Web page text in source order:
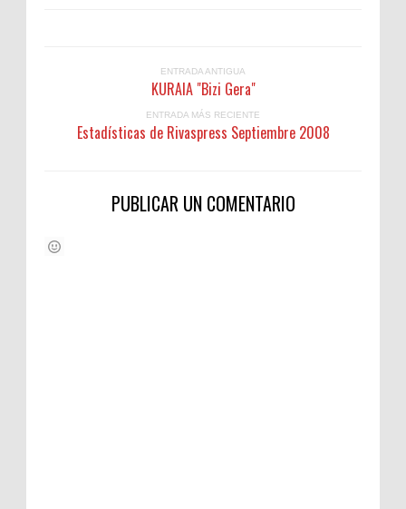
ENTRADA ANTIGUA
KURAIA "Bizi Gera"
ENTRADA MÁS RECIENTE
Estadísticas de Rivaspress Septiembre 2008
PUBLICAR UN COMENTARIO